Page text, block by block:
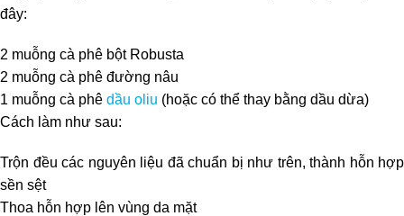
đây:
2 muỗng cà phê bột Robusta
2 muỗng cà phê đường nâu
1 muỗng cà phê dầu oliu (hoặc có thể thay bằng dầu dừa)
Cách làm như sau:
Trộn đều các nguyên liệu đã chuẩn bị như trên, thành hỗn hợp
sền sệt
Thoa hỗn hợp lên vùng da mặt